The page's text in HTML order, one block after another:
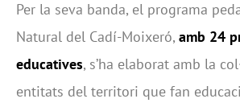
Per la seva banda, el programa
Natural del Cadí-Moixeró, amb 24
educatives, s’ha elaborat amb la
entitats del territori que fan